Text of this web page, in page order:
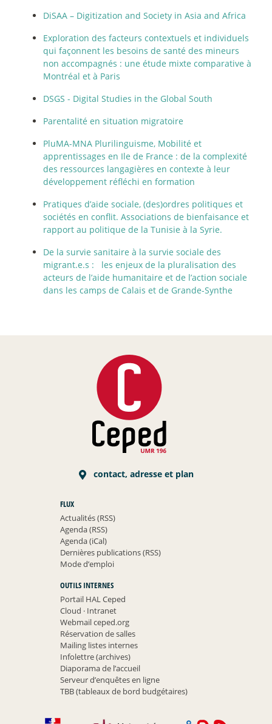
DiSAA – Digitization and Society in Asia and Africa
Exploration des facteurs contextuels et individuels
qui façonnent les besoins de santé des mineurs
non accompagnés : une étude mixte comparative à
Montréal et à Paris
DSGS - Digital Studies in the Global South
Parentalité en situation migratoire
PluMA-MNA Plurilinguisme, Mobilité et
apprentissages en Ile de France : de la complexité
des ressources langagières en contexte à leur
développement réfléchi en formation
Pratiques d’aide sociale, (des)ordres politiques et
sociétés en conflit. Associations de bienfaisance et
rapport au politique de la Tunisie à la Syrie.
De la survie sanitaire à la survie sociale des
migrant.e.s : les enjeux de la pluralisation des
acteurs de l’aide humanitaire et de l’action sociale
dans les camps de Calais et de Grande-Synthe
contact, adresse et plan
FLUX
Actualités (RSS)
Agenda (RSS)
Agenda (iCal)
Dernières publications (RSS)
Mode d’emploi
OUTILS INTERNES
Portail HAL Ceped
Cloud ·Intranet
Webmail ceped.org
Réservation de salles
Mailing listes internes
Infolettre (archives)
Diaporama de l’accueil
Serveur d’enquêtes en ligne
TBB (tableaux de bord budgétaires)